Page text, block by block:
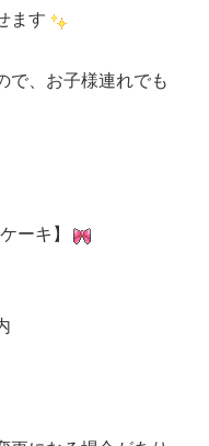
ます
で、お子様連れでも
ーキ】